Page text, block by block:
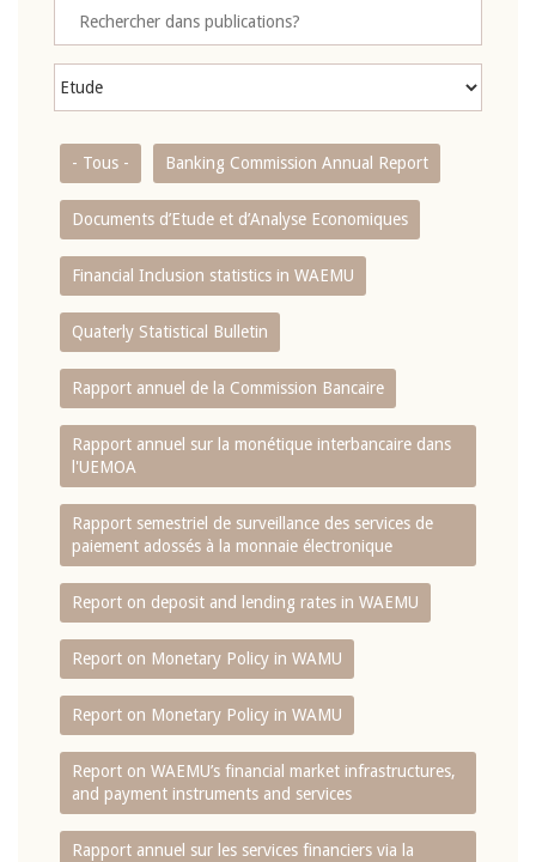
- Tous - Banking Commission Annual Report
Documents d’Etude et d’Analyse Economiques
Financial Inclusion statistics in WAEMU
Quaterly Statistical Bulletin
Rapport annuel de la Commission Bancaire
Rapport annuel sur la monétique interbancaire dans
l'UEMOA
Rapport semestriel de surveillance des services de
paiement adossés à la monnaie électronique
Report on deposit and lending rates in WAEMU
Report on Monetary Policy in WAMU
Report on Monetary Policy in WAMU
Report on WAEMU’s financial market infrastructures,
and payment instruments and services
Rapport annuel sur les services financiers via la